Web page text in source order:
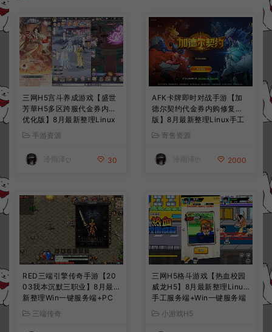
三网H5宫斗养成游戏【盛世
芳華H5多区跨服代金券内购
优化版】8月最新整理Linux
手工服务端+CDK授权后台
+全资源安卓+详细搭建教程
+视频教程
手游资源
冷雨泽ღ 30
AFK卡牌即时对战手游【加
德尔契约代金券内购修复
版】8月最新整理Linux手工
服务端+前后端全套源码+CD
K授权后台+安卓苹果双端
+详细搭建教程+视频教程
寄售资源
冷雨泽ღ 2000
RED三端引擎传奇手游【20
03我本沉默三职业】8月最
新整理Win一键服务端+PC
安卓+详细搭建教程
三端传奇
三网H5格斗游戏【热血校园
威龙H5】8月最新整理Linux
手工服务端+Win一键服务端
+解压即玩+简易安卓客户端
+详细搭建教程
小游戏H5